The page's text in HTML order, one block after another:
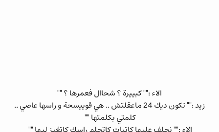
الاء :"" كبييرة ؟ شحاال فعمرها ؟ ""
زيد :"" تكون ديك 24 ماعقلتش .. هي قوييسحة و راسها عاصي ..
كلمتي بكلمتها ""